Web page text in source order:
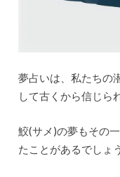
夢占いは、私たちの
して古くから信じら
鮫(サメ)の夢もその
たことがあるでしょ